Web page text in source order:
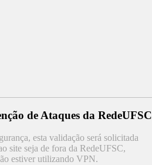
de Ataques da RedeUFSC
esta validação será solicitada
site seja de fora da RedeUFSC,
estiver utilizando VPN.